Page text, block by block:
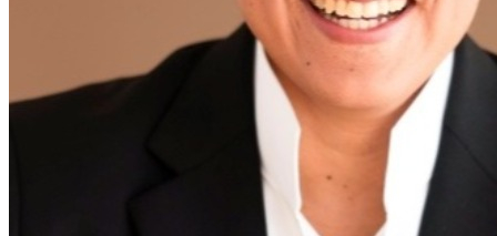
de vie dans l'un des quartiers les plus dynamiques de